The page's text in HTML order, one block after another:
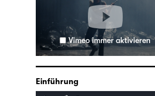
Vimeo immer aktivieren
Einführung